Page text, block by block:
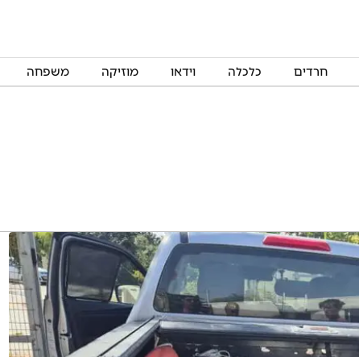
חרדים כלכלה וידאו מוזיקה משפחה